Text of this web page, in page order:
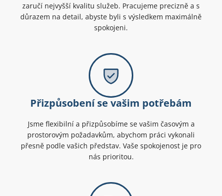
zaručí nejvyšší kvalitu služeb. Pracujeme precizně a s
důrazem na detail, abyste byli s výsledkem maximálně
spokojeni.
Přizpůsobení se vašim potřebám
Jsme flexibilní a přizpůsobíme se vašim časovým a
prostorovým požadavkům, abychom práci vykonali
přesně podle vašich představ. Vaše spokojenost je pro
nás prioritou.